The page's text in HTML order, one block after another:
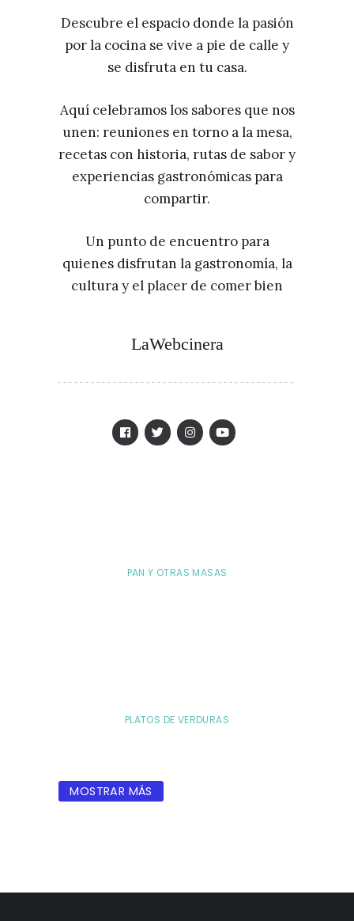
Descubre el espacio donde la pasión
por la cocina se vive a pie de calle y
se disfruta en tu casa.
Aquí celebramos los sabores que nos
unen: reuniones en torno a la mesa,
recetas con historia, rutas de sabor y
experiencias gastronómicas para
compartir.
Un punto de encuentro para
quienes disfrutan la gastronomía, la
cultura y el placer de comer bien
LaWebcinera
PAN Y OTRAS MASAS
PLATOS DE VERDURAS
MOSTRAR MÁS